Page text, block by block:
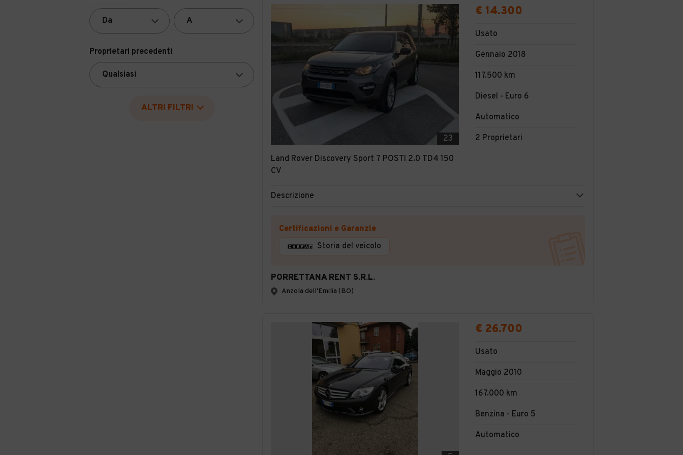
Proprietari precedenti
ALTRI FILTRI
23
Land Rover Discovery Sport 7 POSTI 2.0 TD4 150
CV
€ 14.300
Usato
Gennaio 2018
117.500 km
Diesel - Euro 6
Automatico
2 Proprietari
Descrizione
Certificazioni e Garanzie
Storia del veicolo
PORRETTANA RENT S.R.L.
Anzola dell'Emilia (BO)
€ 26.700
Usato
Maggio 2010
167.000 km
Benzina - Euro 5
Automatico